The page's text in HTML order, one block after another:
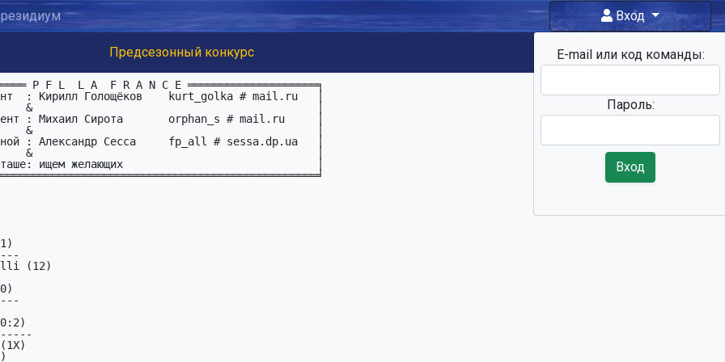
Вход
E-mail или код команды:
Пароль:
Вход
Предсезонный конкурс